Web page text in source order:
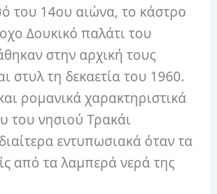
του 14ου αιώνα, το κάστρο
Δουκικό παλάτι του
στην αρχική τους
στυλ τη δεκαετία του 1960.
ρομανικά χαρακτηριστικά
του νησιού Τρακάι
εντυπωσιακά όταν τα
από τα λαμπερά νερά της